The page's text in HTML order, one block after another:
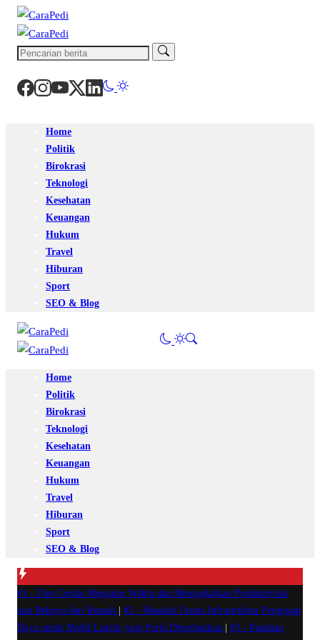
Home
Politik
Birokrasi
Teknologi
Kesehatan
Keuangan
Hukum
Travel
Hiburan
Sport
SEO & Blog
Home
Politik
Birokrasi
Teknologi
Kesehatan
Keuangan
Hukum
Travel
Hiburan
Sport
SEO & Blog
#1 - Tips Cerdas Mengatur Waktu dan Meningkatkan Produktivitas
saat Bekerja dari Rumah
#2 - Masalah Utama Infrastruktur Pengisian
Daya untuk Mobil Listrik yang Perlu Diperhatikan
#3 - Panduan